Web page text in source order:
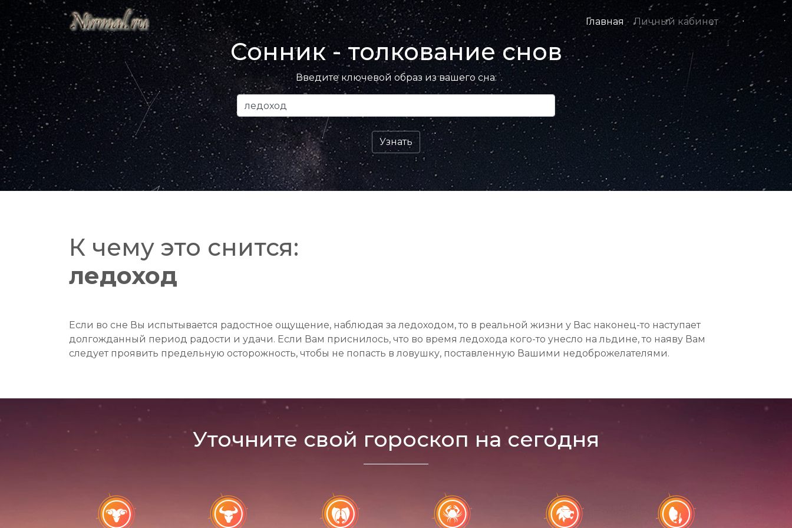
Главная Личный кабинет
Сонник - толкование снов
Введите ключевой образ из вашего сна:
К чему это снится:
ледоход
Если во сне Вы испытывается радостное ощущение, наблюдая за ледоходом, то в реальной жизни у Вас наконец-то наступает
долгожданный период радости и удачи. Если Вам приснилось, что во время ледохода кого-то унесло на льдине, то наяву Вам
следует проявить предельную осторожность, чтобы не попасть в ловушку, поставленную Вашими недоброжелателями.
Уточните свой гороскоп на сегодня